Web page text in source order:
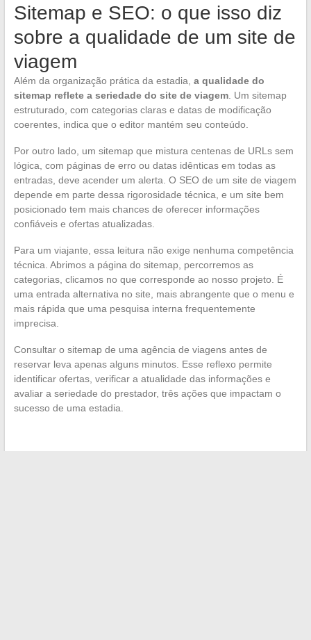
Sitemap e SEO: o que isso diz
sobre a qualidade de um site de
viagem
Além da organização prática da estadia, a qualidade do
sitemap reflete a seriedade do site de viagem. Um sitemap
estruturado, com categorias claras e datas de modificação
coerentes, indica que o editor mantém seu conteúdo.
Por outro lado, um sitemap que mistura centenas de URLs sem
lógica, com páginas de erro ou datas idênticas em todas as
entradas, deve acender um alerta. O SEO de um site de viagem
depende em parte dessa rigorosidade técnica, e um site bem
posicionado tem mais chances de oferecer informações
confiáveis e ofertas atualizadas.
Para um viajante, essa leitura não exige nenhuma competência
técnica. Abrimos a página do sitemap, percorremos as
categorias, clicamos no que corresponde ao nosso projeto. É
uma entrada alternativa no site, mais abrangente que o menu e
mais rápida que uma pesquisa interna frequentemente
imprecisa.
Consultar o sitemap de uma agência de viagens antes de
reservar leva apenas alguns minutos. Esse reflexo permite
identificar ofertas, verificar a atualidade das informações e
avaliar a seriedade do prestador, três ações que impactam o
sucesso de uma estadia.